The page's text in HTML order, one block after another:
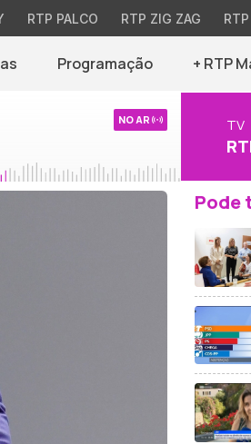
RTP PALCO RTP ZIG ZAG
Programação + RTP
NO AR TV
Pode